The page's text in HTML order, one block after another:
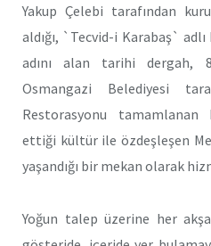
Yakup Çelebi tarafından
aldığı, `Tecvid-i Karabaş`
adını alan tarihi dergah,
Osmangazi Belediyesi
Restorasyonu
ettiği kültür ile özdeşleşen
yaşandığı bir mekan olarak
Yoğun talep üzerine her